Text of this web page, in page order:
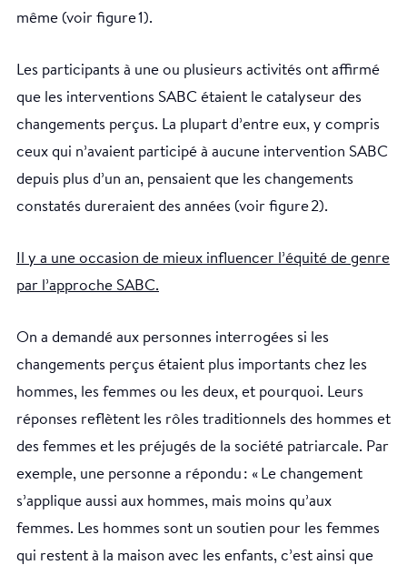
même (voir figure 1).
Les participants à une ou plusieurs activités ont affirmé
que les interventions SABC étaient le catalyseur des
changements perçus. La plupart d’entre eux, y compris
ceux qui n’avaient participé à aucune intervention SABC
depuis plus d’un an, pensaient que les changements
constatés dureraient des années (voir figure 2).
Il y a une occasion de mieux influencer l’équité de genre
par l’approche SABC.
On a demandé aux personnes interrogées si les
changements perçus étaient plus importants chez les
hommes, les femmes ou les deux, et pourquoi. Leurs
réponses reflètent les rôles traditionnels des hommes et
des femmes et les préjugés de la société patriarcale. Par
exemple, une personne a répondu : « Le changement
s’applique aussi aux hommes, mais moins qu’aux
femmes. Les hommes sont un soutien pour les femmes
qui restent à la maison avec les enfants, c’est ainsi que